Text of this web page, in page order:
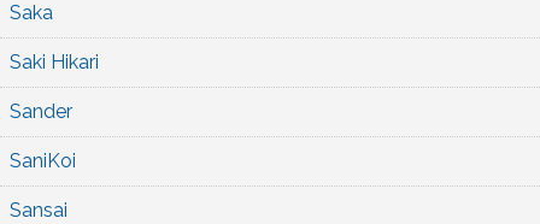
Saka
Saki Hikari
Sander
SaniKoi
Sansai